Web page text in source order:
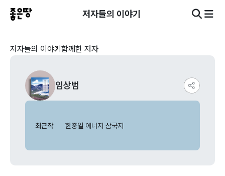
저자들의 이야기
저자들의 이야기 함께한 저자
임상범
최근작 한중일 에너지 삼국지